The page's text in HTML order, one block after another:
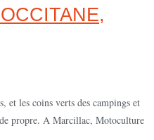
et les coins verts des campings et
propre. A Marcillac, Motoculture